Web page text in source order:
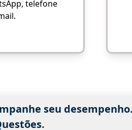
telefone
seu desempenho.